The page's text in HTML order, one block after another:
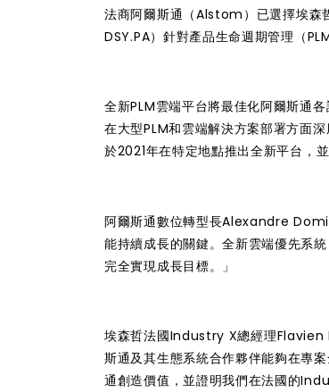
法商阿爾斯通（Alstom）已選擇埃森
DSY.PA）針對產品生命週期管理（
全新PLM雲端平台將最佳化阿爾斯通
在大型PLM和雲端解決方案部署方面
於2021年在特定地點推出全新平台，
阿爾斯通數位轉型長Alexandre
能持續成長的關鍵。全新雲端優先
完全實現成長目標。」
埃森哲法國Industry X總經理Flavien
斯通及其生態系統合作夥伴能夠在專
通創造價值，並證明我們在法國的